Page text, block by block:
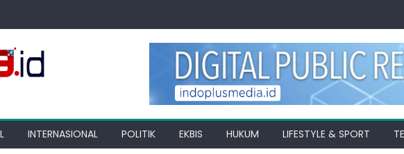
INTERNASIONAL POLITIK EKBIS HUKUM LIFESTYLE & SPORT